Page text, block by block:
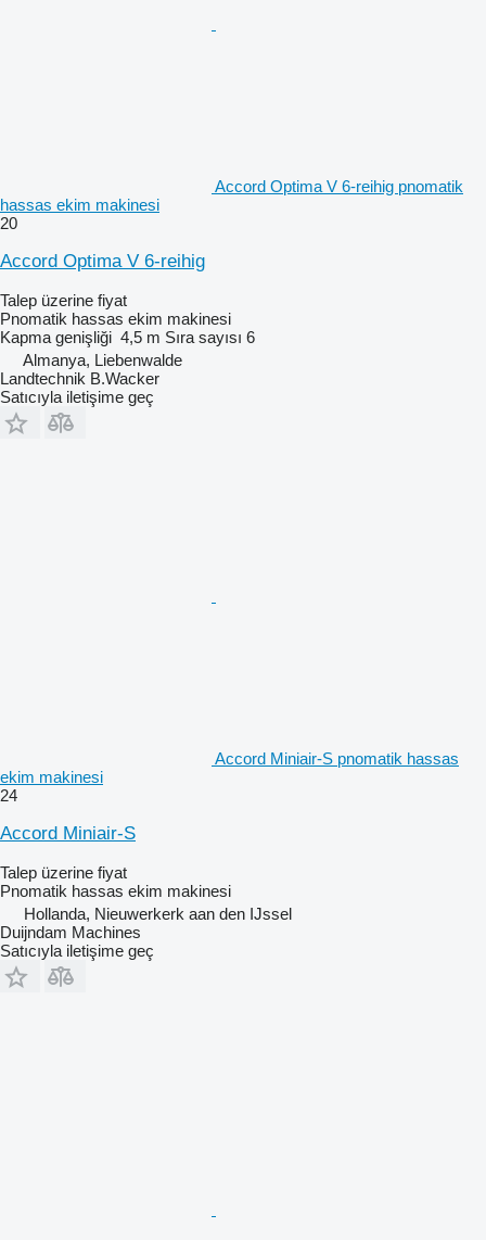
Accord Optima V 6-reihig pnomatik
hassas ekim makinesi
20
Accord Optima V 6-reihig
Talep üzerine fiyat
Pnomatik hassas ekim makinesi
Kapma genişliği 4,5 m Sıra sayısı 6
Almanya, Liebenwalde
Landtechnik B.Wacker
Satıcıyla iletişime geç
Accord Miniair-S pnomatik hassas
ekim makinesi
24
Accord Miniair-S
Talep üzerine fiyat
Pnomatik hassas ekim makinesi
Hollanda, Nieuwerkerk aan den IJssel
Duijndam Machines
Satıcıyla iletişime geç